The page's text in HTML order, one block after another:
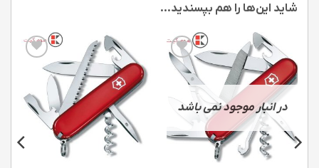
شاید این‌ها را هم بپسندید…
Add to
wishlist
در انبار موجود نمی باشد
Add to
wishlist